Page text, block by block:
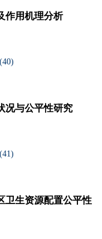
作用机理分析
40)
况与公平性研究
41)
卫生资源配置公平性